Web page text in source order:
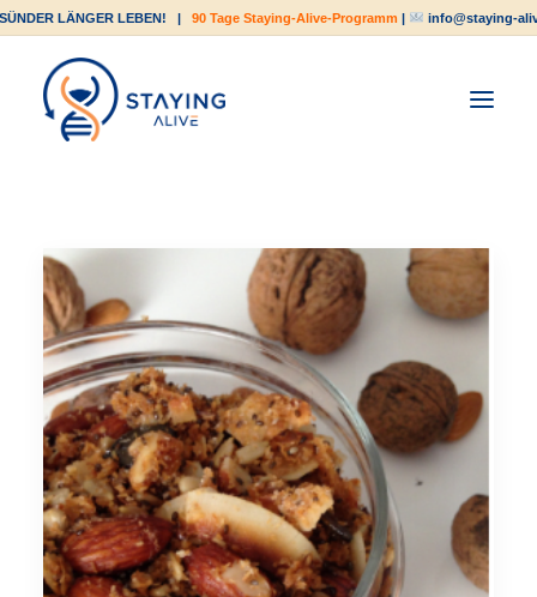
LÄNGER LEBEN! |90 Tage Staying-Alive-Programm | info@staying-